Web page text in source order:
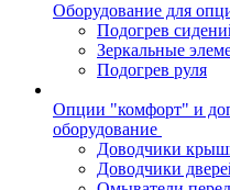
Оборудование для
Подогрев
Зеркальные
Подогрев руля
Опции "комфорт" и
оборудование
Доводчики
Доводчики